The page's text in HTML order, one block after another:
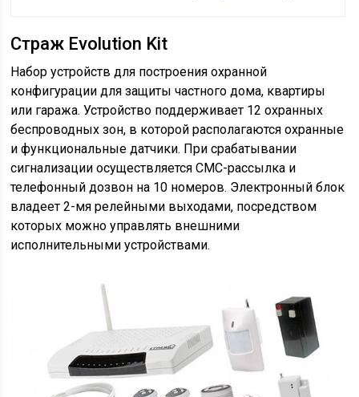
Страж Evolution Kit
Набор устройств для построения охранной
конфигурации для защиты частного дома, квартиры
или гаража. Устройство поддерживает 12 охранных
беспроводных зон, в которой располагаются охранные
и функциональные датчики. При срабатывании
сигнализации осуществляется СМС-рассылка и
телефонный дозвон на 10 номеров. Электронный блок
владеет 2-мя релейными выходами, посредством
которых можно управлять внешними
исполнительными устройствами.